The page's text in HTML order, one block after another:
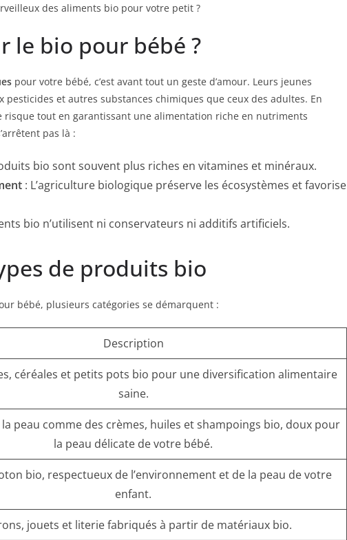
des aliments bio pour votre petit ?
le bio pour bébé ?
pour votre bébé, c’est avant tout un geste d’amour. Leurs jeunes
pesticides et autres substances chimiques que ceux des adultes. En
risque tout en garantissant une alimentation riche en nutriments
pas là :
bio sont souvent plus riches en vitamines et minéraux.
: L’agriculture biologique préserve les écosystèmes et favorise
bio n’utilisent ni conservateurs ni additifs artificiels.
de produits bio
bébé, plusieurs catégories se démarquent :
Description
céréales et petits pots bio pour une diversification alimentaire
saine.
peau comme des crèmes, huiles et shampoings bio, doux pour
la peau délicate de votre bébé.
bio, respectueux de l’environnement et de la peau de votre
enfant.
jouets et literie fabriqués à partir de matériaux bio.